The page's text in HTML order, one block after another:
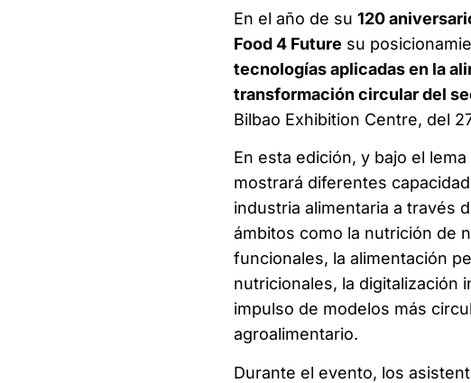
En el año de su 120
Food 4 Future su
tecnologías aplicadas en la
transformación circular del
Bilbao Exhibition Centre, del
En esta edición, y bajo el lema
mostrará diferentes
industria alimentaria a través
ámbitos como la nutrición de
funcionales, la alimentación
nutricionales, la digitalización
impulso de modelos más
agroalimentario.
Durante el evento, los